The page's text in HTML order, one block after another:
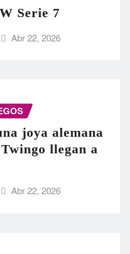
Serie 7
Abr 22, 2026
joya alemana
llegan a
Abr 22, 2026